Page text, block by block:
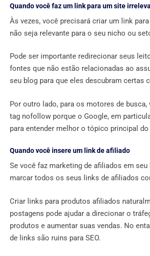
Quando você faz um link para um site
Às vezes, você precisará criar um link
não seja relevante para o seu nicho ou
Pode ser importante redirecionar seus
fontes que não estão relacionadas ao
seu blog para que eles descubram certas
Por outro lado, para os motores de busca,
tag nofollow porque o Google, em
para entender melhor o tópico principal
Quando você insere um link de afiliado
Se você faz marketing de afiliados em
marcar todos os seus links de afiliados
Criar links para produtos afiliados
postagens pode ajudar a direcionar o
produtos e aumentar suas vendas. No
de links são ruins para SEO.